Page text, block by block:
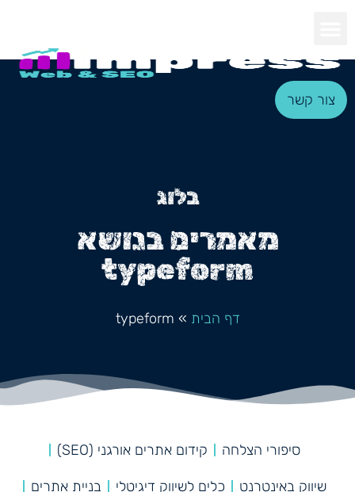
צור קשר
בלוג
מאמרים בנושא
typeform
דף הבית »
typeform
סיפורי הצלחה קידום אתרים אורגני (SEO)
שיווק באינטרנט כלים לשיווק דיגיטלי בניית אתרים